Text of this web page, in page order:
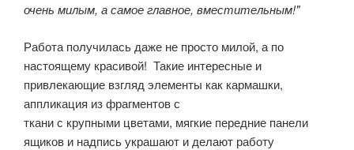
очень милым, а самое главное, вместительным!"
Работа получилась даже не просто милой, а по
настоящему красивой! Такие интересные и
привлекающие взгляд элементы как кармашки,
аппликация из фрагментов с
ткани с крупными цветами, мягкие передние панели
ящиков и надпись украшают и делают работу